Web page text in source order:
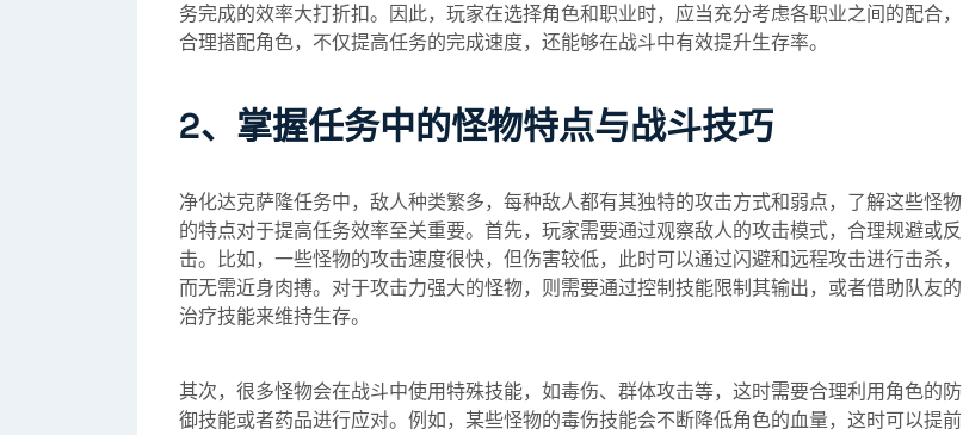
务完成的效率大打折扣。因此，玩家在选择角色和职业时，应当充分考虑各职业之间的配合，
合理搭配角色，不仅提高任务的完成速度，还能够在战斗中有效提升生存率。
2、掌握任务中的怪物特点与战斗技巧
净化达克萨隆任务中，敌人种类繁多，每种敌人都有其独特的攻击方式和弱点，了解这些怪物
的特点对于提高任务效率至关重要。首先，玩家需要通过观察敌人的攻击模式，合理规避或反
击。比如，一些怪物的攻击速度很快，但伤害较低，此时可以通过闪避和远程攻击进行击杀，
而无需近身肉搏。对于攻击力强大的怪物，则需要通过控制技能限制其输出，或者借助队友的
治疗技能来维持生存。
其次，很多怪物会在战斗中使用特殊技能，如毒伤、群体攻击等，这时需要合理利用角色的防
御技能或者药品进行应对。例如，某些怪物的毒伤技能会不断降低角色的血量，这时可以提前